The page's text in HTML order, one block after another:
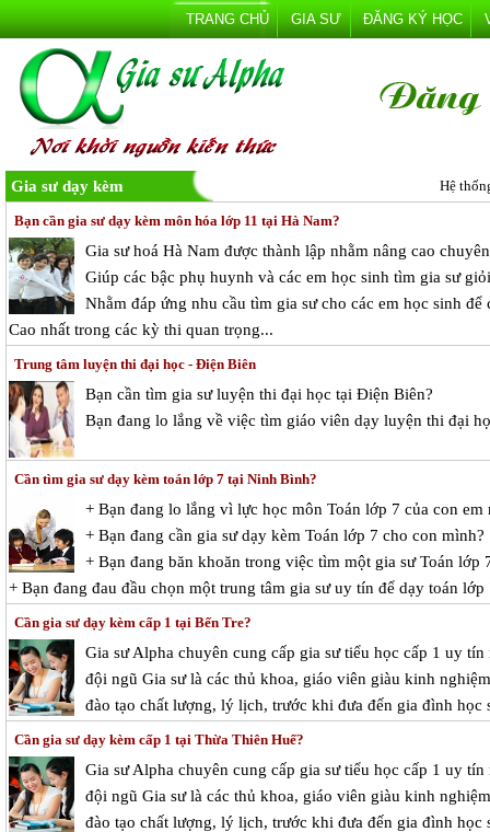
TRANG CHỦ GIA SƯ ĐĂNG KÝ HỌC
Gia sư dạy kèm Hệ
Bạn cần gia sư dạy kèm môn hóa lớp 11 tại Hà Nam?
Gia sư hoá Hà Nam được thành lập nhằm nâng cao
Giúp các bậc phụ huynh và các em học sinh tìm gia sư
Nhằm đáp ứng nhu cầu tìm gia sư cho các em học sinh
Cao nhất trong các kỳ thi quan trọng...
Trung tâm luyện thi đại học - Điện Biên
Bạn cần tìm gia sư luyện thi đại học tại Điện Biên?
Bạn đang lo lắng về việc tìm giáo viên dạy luyện thi đại
Cần tìm gia sư dạy kèm toán lớp 7 tại Ninh Bình?
+ Bạn đang lo lắng vì lực học môn Toán lớp 7 của con em
+ Bạn đang cần gia sư dạy kèm Toán lớp 7 cho con mình?
+ Bạn đang băn khoăn trong việc tìm một gia sư Toán lớp
+ Bạn đang đau đầu chọn một trung tâm gia sư uy tín để dạy toán lớp
Cần gia sư dạy kèm cấp 1 tại Bến Tre?
Gia sư Alpha chuyên cung cấp gia sư tiểu học cấp 1 uy
đội ngũ Gia sư là các thủ khoa, giáo viên giàu kinh
đào tạo chất lượng, lý lịch, trước khi đưa đến gia đình học
Cần gia sư dạy kèm cấp 1 tại Thừa Thiên Huế?
Gia sư Alpha chuyên cung cấp gia sư tiểu học cấp 1 uy
đội ngũ Gia sư là các thủ khoa, giáo viên giàu kinh
đào tạo chất lượng, lý lịch, trước khi đưa đến gia đình học